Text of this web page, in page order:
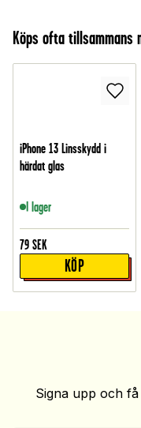
Köps ofta tillsammans
iPhone 13 Linsskydd i
härdat glas
I lager
79 SEK
KÖP
Signa upp och